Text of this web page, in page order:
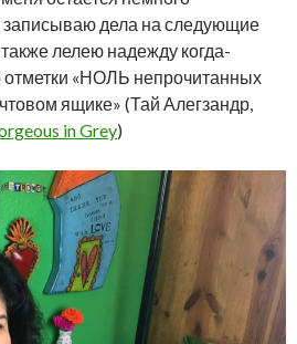
записываю дела на следующие
лелею надежду когда-
отметки «НОЛЬ непрочитанных
ящике» (Тай Алегзандр,
in Grey)